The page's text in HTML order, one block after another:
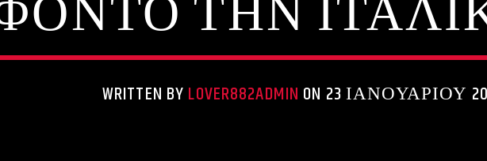
WRITTEN BY LOVER882ADMIN ON 23 ΙΑΝΟΥΑΡΊΟΥ